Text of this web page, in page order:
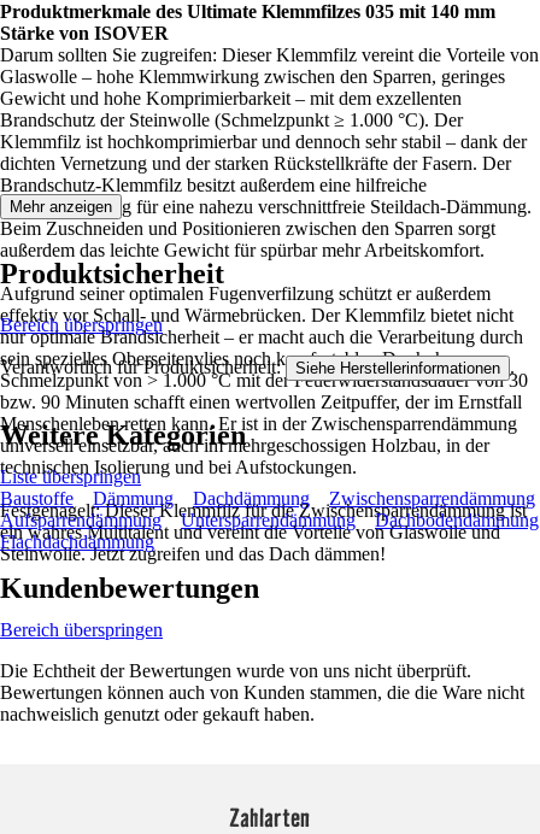
Produktmerkmale des Ultimate Klemmfilzes 035 mit 140 mm
Stärke von ISOVER
Darum sollten Sie zugreifen: Dieser Klemmfilz vereint die Vorteile von
Glaswolle – hohe Klemmwirkung zwischen den Sparren, geringes
Gewicht und hohe Komprimierbarkeit – mit dem exzellenten
Brandschutz der Steinwolle (Schmelzpunkt ≥ 1.000 °C). Der
Klemmfilz ist hochkomprimierbar und dennoch sehr stabil – dank der
dichten Vernetzung und der starken Rückstellkräfte der Fasern. Der
Brandschutz-Klemmfilz besitzt außerdem eine hilfreiche
Strichmarkierung für eine nahezu verschnittfreie Steildach-Dämmung.
Beim Zuschneiden und Positionieren zwischen den Sparren sorgt
außerdem das leichte Gewicht für spürbar mehr Arbeitskomfort.
Aufgrund seiner optimalen Fugenverfilzung schützt er außerdem
effektiv vor Schall- und Wärmebrücken. Der Klemmfilz bietet nicht
nur optimale Brandsicherheit – er macht auch die Verarbeitung durch
sein spezielles Oberseitenvlies noch komfortabler. Der hohe
Schmelzpunkt von > 1.000 °C mit der Feuerwiderstandsdauer von 30
bzw. 90 Minuten schafft einen wertvollen Zeitpuffer, der im Ernstfall
Menschenleben retten kann. Er ist in der Zwischensparrendämmung
universell einsetzbar, auch im mehrgeschossigen Holzbau, in der
technischen Isolierung und bei Aufstockungen.
Festgenagelt: Dieser Klemmfilz für die Zwischensparrendämmung ist
ein wahres Multitalent und vereint die Vorteile von Glaswolle und
Steinwolle. Jetzt zugreifen und das Dach dämmen!
Mehr anzeigen
Produktsicherheit
Bereich überspringen
Verantwortlich für Produktsicherheit: Siehe Herstellerinformationen .
Weitere Kategorien
Liste überspringen
Baustoffe
Dämmung Dachdämmung
Zwischensparrendämmung
Aufsparrendämmung
Untersparrendämmung
Dachbodendämmung
Flachdachdämmung
Kundenbewertungen
Bereich überspringen
Die Echtheit der Bewertungen wurde von uns nicht überprüft.
Bewertungen können auch von Kunden stammen, die die Ware nicht
nachweislich genutzt oder gekauft haben.
Zahlarten